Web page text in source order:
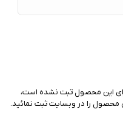
این محصول ثبت نشده است،
محصول را در وبسایت ثبت نمائید.